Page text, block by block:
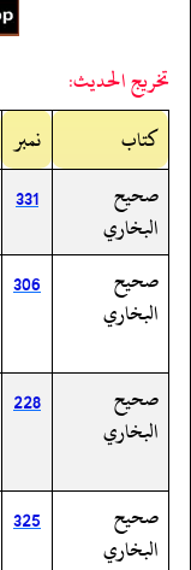
تخريج الحديث:
کتاب
نمبر
صحيح
البخاري
331
صحيح
البخاري
306
صحيح
البخاري
228
صحيح
البخاري
325